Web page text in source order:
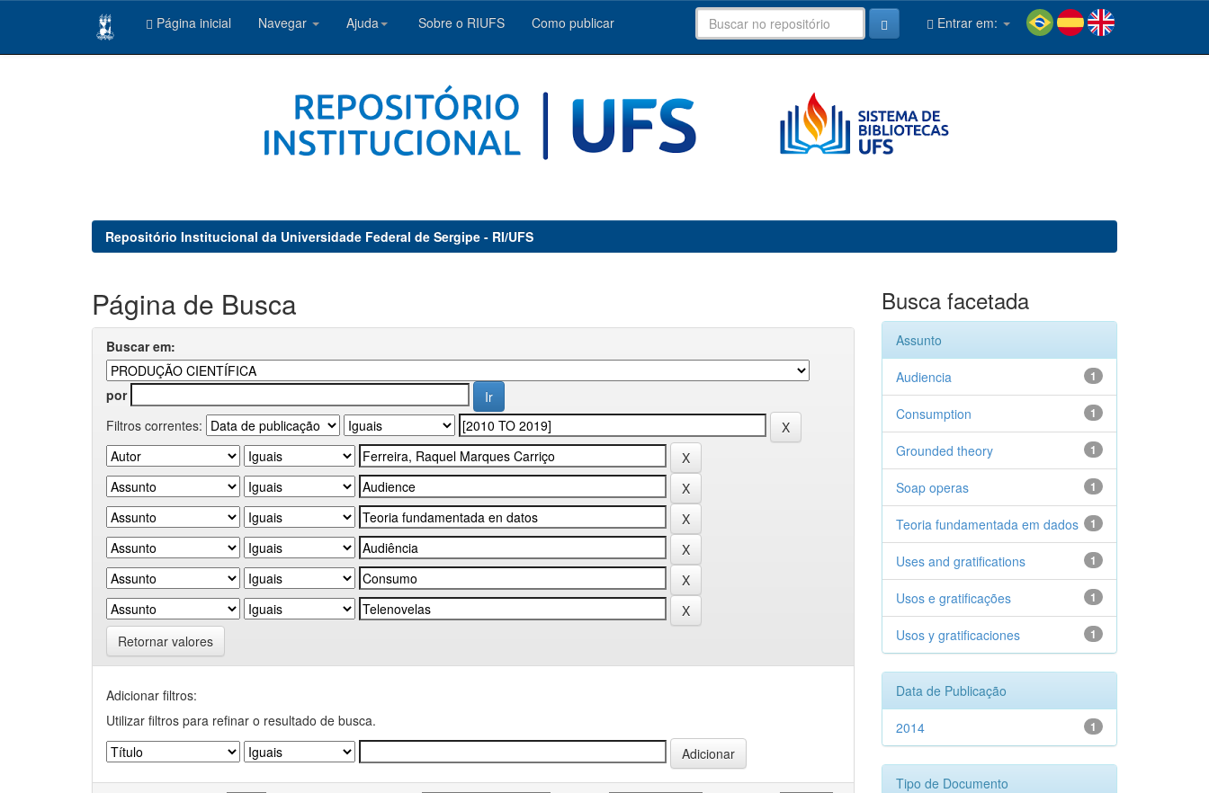
Página inicial Navegar Ajuda Sobre o RIUFS Como publicar Entrar em:
Repositório Institucional da Universidade Federal de Sergipe - RI/UFS
Página de Busca
Buscar em:
por
Filtros correntes:
Retornar valores
Adicionar filtros:
Utilizar filtros para refinar o resultado de busca.
Busca facetada
Assunto
1
Audiencia
1
Consumption
1
Grounded theory
1
Soap operas
1
Teoria fundamentada em dados
1
Uses and gratifications
1
Usos e gratificações
1
Usos y gratificaciones
Data de Publicação
1
2014
Tipo de Documento